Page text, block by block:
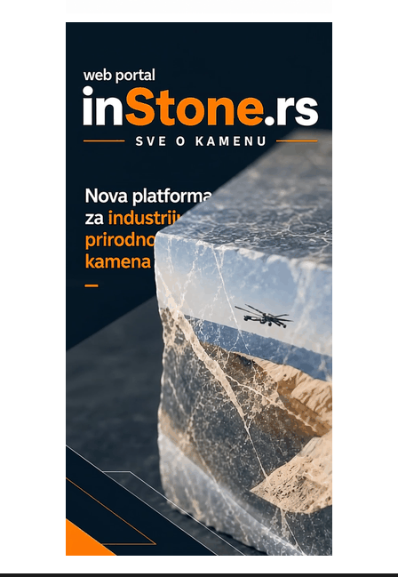
era CNC merenja
Proizvodnja iC7 Hybrid 1500 VDC
mrežnog pretvarača sa tečnim
hlađenjem
COMBYPACK
EVOKS Maintenance Management